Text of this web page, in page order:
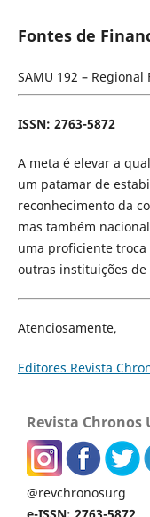
Fontes de
SAMU 192 – Regional
ISSN: 2763-5872
A meta é elevar a
um patamar de
reconhecimento da
mas também
uma proficiente troca
outras instituições de
Atenciosamente,
Editores Revista
Revista Chronos
@revchronosurg